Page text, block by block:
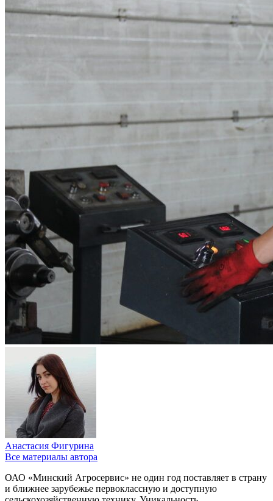
Анастасия Фигурина
Все материалы автора
ОАО «Минский Агросервис» не один год поставляет в страну
и ближнее зарубежье первоклассную и доступную